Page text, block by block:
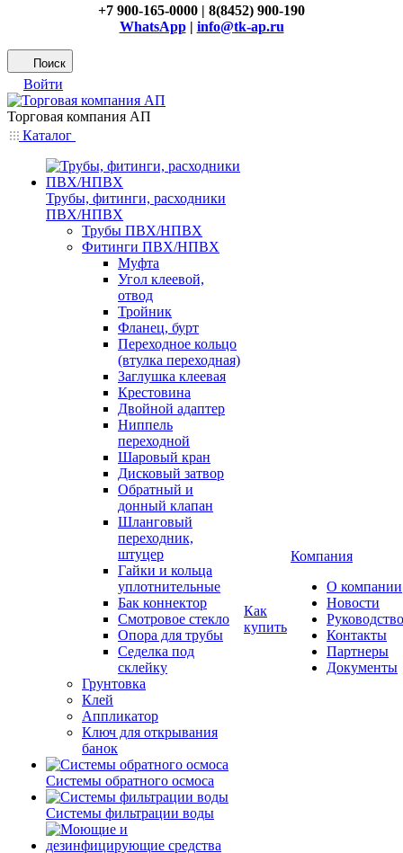
+7 900-165-0000 | 8(8452) 900-190
WhatsApp| info@tk-ap.ru
Поиск
Войти
Торговая компания АП
Каталог
Трубы, фитинги, расходники
ПВХ/НПВХ
Трубы ПВХ/НПВХ
Фитинги ПВХ/НПВХ
Муфта
Угол клеевой,
отвод
Тройник
Фланец, бурт
Переходное кольцо
(втулка переходная)
Заглушка клеевая
Крестовина
Двойной адаптер
Ниппель
переходной
Шаровый кран
Дисковый затвор
Обратный и
донный клапан
Шланговый
переходник,
штуцер
Гайки и кольца
уплотнительные
Бак коннектор
Смотровое стекло
Опора для трубы
Седелка под
склейку
Грунтовка
Клей
Аппликатор
Ключ для открывания
банок
Системы обратного осмоса
Системы фильтрации воды
Как
купить
Компания
О компании
Новости
Руководство
Контакты
Партнеры
Документы